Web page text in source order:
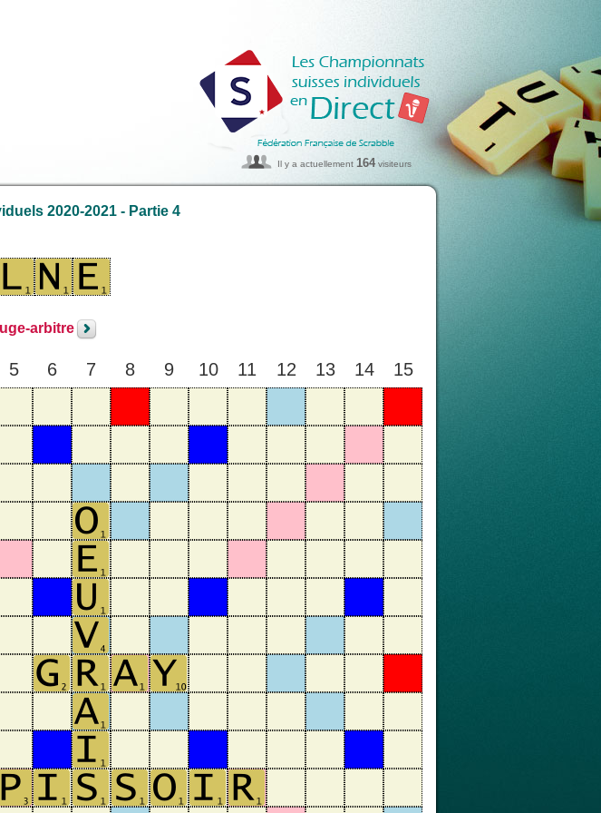
Il y a actuellement 164 visiteurs
2020-2021 - Partie 4
arbitre
5 6 7 8 9 10 11 12 13 14
15